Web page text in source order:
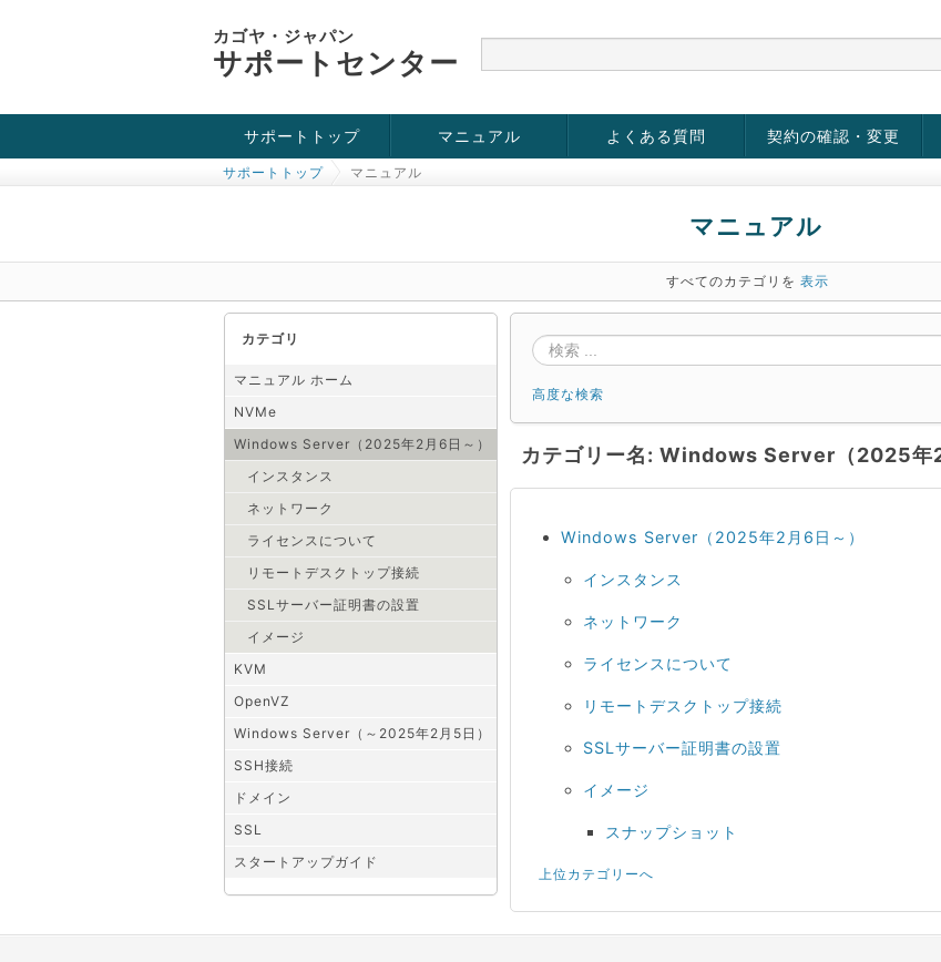
カゴヤ・ジャパン
サポートセンター
サポートトップ
お役立ち情報
チュートリアル
障害・メンテナンス情報
マニュアル
KVM
OpenVZ
Windows Server
SSH接続
ドメイン
SSL
よくある質問 契約の確認・変更
サポートトップ マニュアル
マニュアル
すべてのカテゴリを 表示
カテゴリ
マニュアル ホーム
NVMe
Windows Server（2025年2月6日～）
インスタンス
ネットワーク
ライセンスについて
リモートデスクトップ接続
SSLサーバー証明書の設置
イメージ
KVM
OpenVZ
Windows Server（～2025年2月5日）
SSH接続
ドメイン
SSL
スタートアップガイド
高度な検索
カテゴリー名: Windows Server（2025年2
Windows Server（2025年2月6日～）
インスタンス
ネットワーク
ライセンスについて
リモートデスクトップ接続
SSLサーバー証明書の設置
イメージ
スナップショット
上位カテゴリーへ